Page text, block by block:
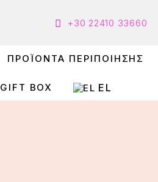
+30 22410 33660
ΠΡΟΪΟΝΤΑ ΠΕΡΙΠΟΙΗΣΗΣ
GIFT BOX EL